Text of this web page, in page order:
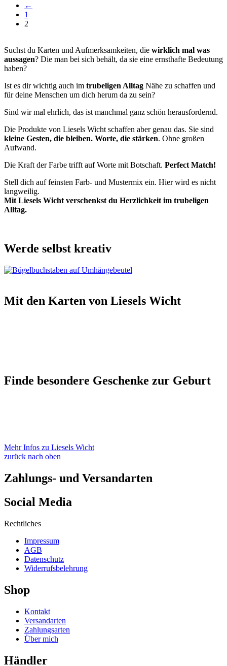
←
1
2
Suchst du Karten und Aufmerksamkeiten, die wirklich mal was
aussagen? Die man bei sich behält, da sie eine ernsthafte Bedeutung
haben?
Ist es dir wichtig auch im trubeligen Alltag Nähe zu schaffen und
für deine Menschen um dich herum da zu sein?
Sind wir mal ehrlich, das ist manchmal ganz schön herausfordernd.
Die Produkte von Liesels Wicht schaffen aber genau das. Sie sind
kleine Gesten, die bleiben. Worte, die stärken. Ohne großen
Aufwand.
Die Kraft der Farbe trifft auf Worte mit Botschaft. Perfect Match!
Stell dich auf feinsten Farb- und Mustermix ein. Hier wird es nicht
langweilig.
Mit Liesels Wicht verschenkst du Herzlichkeit im trubeligen
Alltag.
Werde selbst kreativ
Mit den Karten von Liesels Wicht
Finde besondere Geschenke zur Geburt
Mehr Infos zu Liesels Wicht
zurück nach oben
Zahlungs- und Versandarten
Social Media
Rechtliches
Impressum
AGB
Datenschutz
Widerrufsbelehrung
Shop
Kontakt
Versandarten
Zahlungsarten
Über mich
Händler